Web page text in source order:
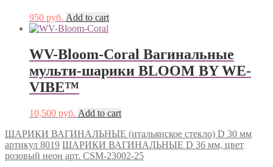
950 руб. Add to cart
WV-Bloom-Coral Вагинальные
мульти-шарики BLOOM BY WE-
VIBE™
10,500 руб. Add to cart
ШАРИКИ ВАГИНАЛЬНЫЕ (итальянское стекло) D 30 мм
артикул 8019 ШАРИКИ ВАГИНАЛЬНЫЕ D 36 мм, цвет
розовый неон арт. CSM-23002-25